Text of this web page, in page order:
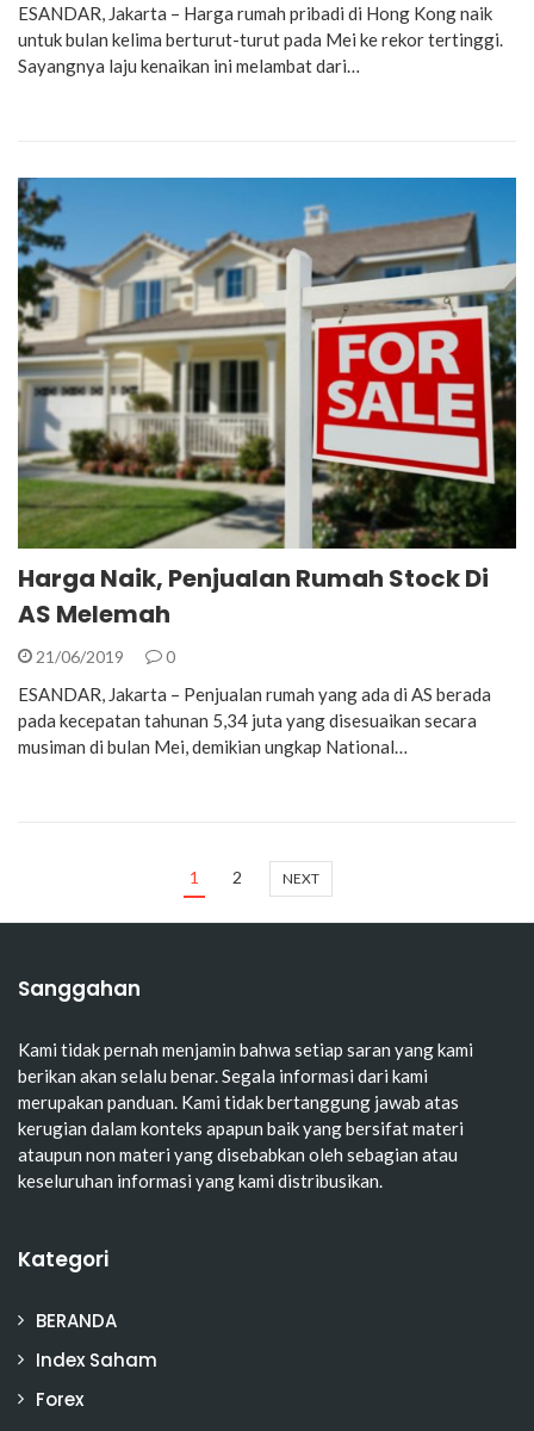
ESANDAR, Jakarta – Harga rumah pribadi di Hong Kong naik
untuk bulan kelima berturut-turut pada Mei ke rekor tertinggi.
Sayangnya laju kenaikan ini melambat dari…
Harga Naik, Penjualan Rumah Stock Di
AS Melemah
21/06/2019 0
ESANDAR, Jakarta – Penjualan rumah yang ada di AS berada
pada kecepatan tahunan 5,34 juta yang disesuaikan secara
musiman di bulan Mei, demikian ungkap National…
1 2 NEXT
Sanggahan
Kami tidak pernah menjamin bahwa setiap saran yang kami
berikan akan selalu benar. Segala informasi dari kami
merupakan panduan. Kami tidak bertanggung jawab atas
kerugian dalam konteks apapun baik yang bersifat materi
ataupun non materi yang disebabkan oleh sebagian atau
keseluruhan informasi yang kami distribusikan.
Kategori
BERANDA
Index Saham
Forex